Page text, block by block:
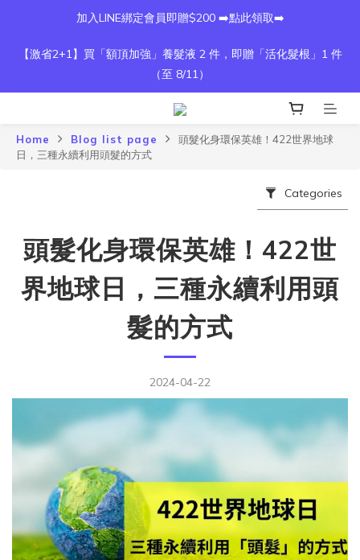
加入LINE綁定會員即贈$200 ➡️點此領取➡️
【激省2+1】買「額頂加強」養髮液 2 件，即贈「活化髮根」1 件
（至 8/11）
Home Blog list page
頭髮化身環保英雄！422世界地球
日，三種永續利用頭髮的方式
Categories
頭髮化身環保英雄！422世
界地球日，三種永續利用頭
髮的方式
2024-04-22